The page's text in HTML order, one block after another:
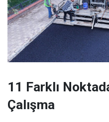
11 Farklı
Çalışma